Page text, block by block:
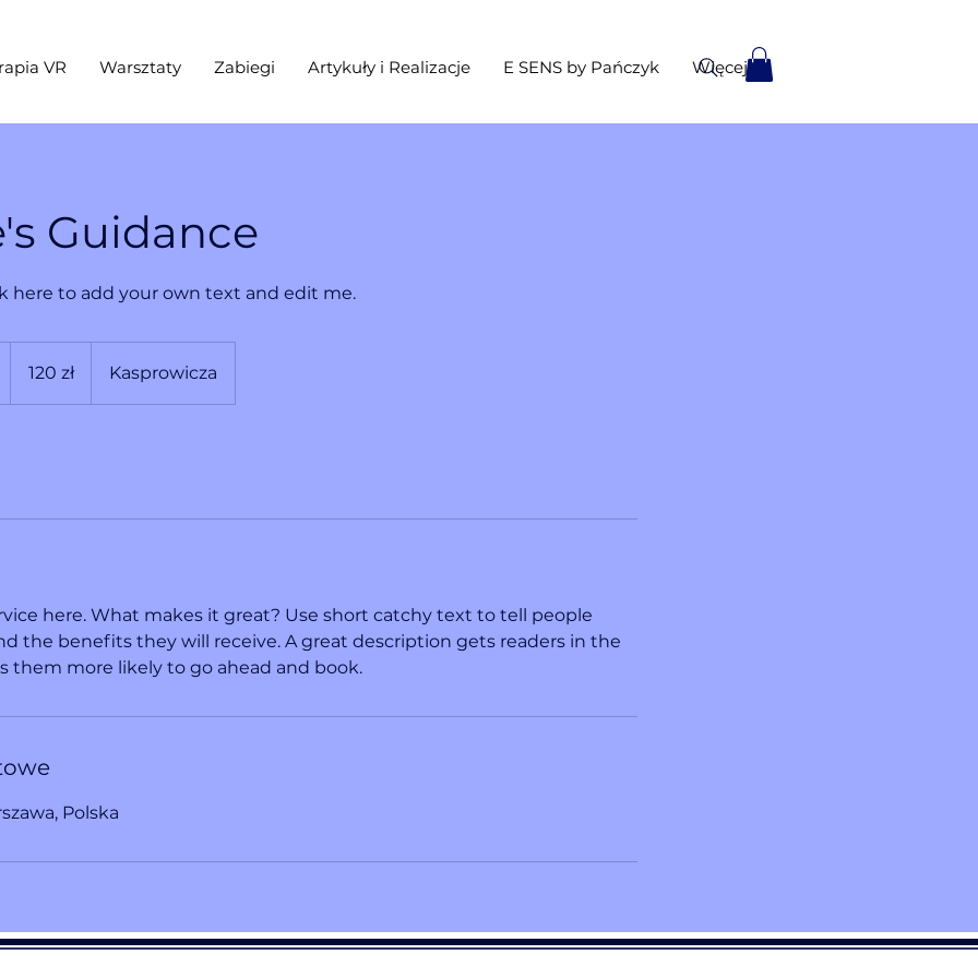
VR Warsztaty Zabiegi Artykuły i Realizacje E SENS by Pańczyk Więcej
Guidance
here to add your own text and edit me.
polskich
120 zł Kasprowicza
here. What makes it great? Use short catchy text to tell people
the benefits they will receive. A great description gets readers in the
them more likely to go ahead and book.
Polska